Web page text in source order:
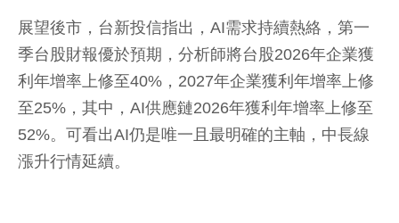
展望後市，台新投信指出，AI需求持續熱絡，第一
季台股財報優於預期，分析師將台股2026年企業獲
利年增率上修至40%，2027年企業獲利年增率上修
至25%，其中，AI供應鏈2026年獲利年增率上修至
52%。可看出AI仍是唯一且最明確的主軸，中長線
漲升行情延續。